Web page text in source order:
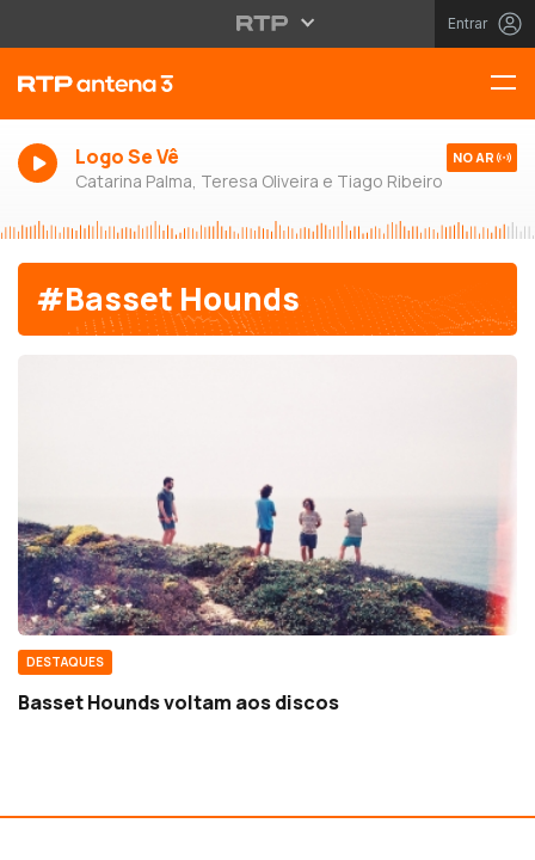
Entrar
Logo Se Vê
Catarina Palma, Teresa Oliveira e Tiago Ribeiro
NO AR
#Basset Hounds
DESTAQUES
Basset Hounds voltam aos discos